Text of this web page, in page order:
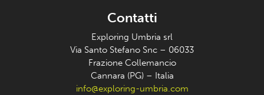
Contatti
Exploring Umbria srl
Via Santo Stefano Snc – 06033
Frazione Collemancio
Cannara (PG) – Italia
info@exploring-umbria.com